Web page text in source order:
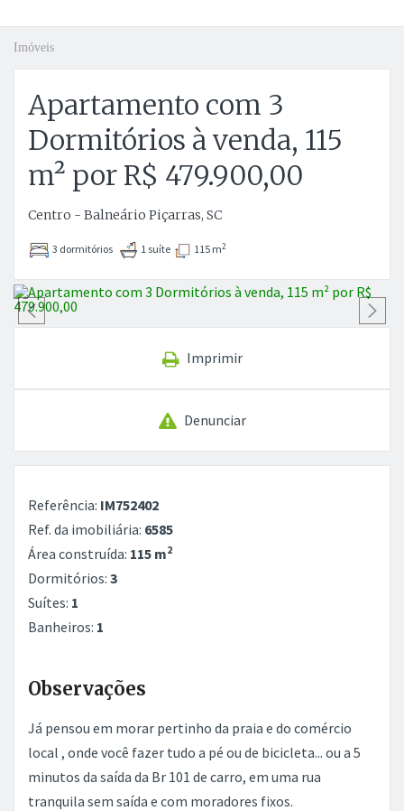
Imóveis
Apartamento com 3
Dormitórios à venda, 115
m² por R$ 479.900,00
Centro - Balneário Piçarras, SC
3 dormitórios 1 suíte 115 m2
Anterior
Imprimir
Denunciar
Referência: IM752402
Ref. da imobiliária: 6585
Área construída: 115 m2
Dormitórios: 3
Suítes: 1
Banheiros: 1
Observações
Já pensou em morar pertinho da praia e do comércio
local , onde você fazer tudo a pé ou de bicicleta... ou a 5
minutos da saída da Br 101 de carro, em uma rua
tranquila sem saída e com moradores fixos.